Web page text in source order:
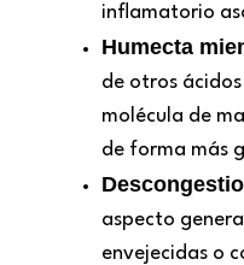
inflamatorio
Humecta
de otros ácidos
molécula de
de forma más
aspecto
envejecidas o